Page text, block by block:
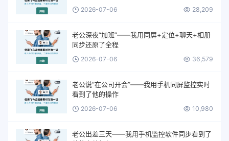
2026-07-06 28,209
老公深夜“加班”——我用同屏+定位+聊天+相册
同步还原了全程
2026-07-06 36,579
老公说“在公司开会”——我用手机同屏监控实时
看到了他的操作
2026-07-06 10,980
老公出差三天——我用手机监控软件同步看到了